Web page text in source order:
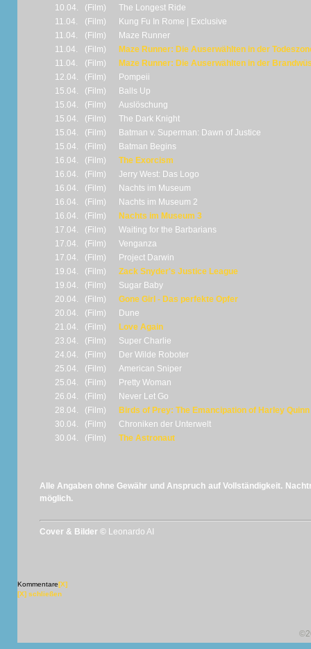
10.04.
(Film)
The Longest Ride
11.04.
(Film)
Kung Fu In Rome | Exclusive
11.04.
(Film)
Maze Runner
11.04.
(Film)
Maze Runner: Die Auserwählten in der
11.04.
(Film)
Maze Runner: Die Auserwählten in der
12.04.
(Film)
Pompeii
15.04.
(Film)
Balls Up
15.04.
(Film)
Auslöschung
15.04.
(Film)
The Dark Knight
15.04.
(Film)
Batman v. Superman: Dawn of Justice
15.04.
(Film)
Batman Begins
16.04.
(Film)
The Exorcism
16.04.
(Film)
Jerry West: Das Logo
16.04.
(Film)
Nachts im Museum
16.04.
(Film)
Nachts im Museum 2
16.04.
(Film)
Nachts im Museum 3
17.04.
(Film)
Waiting for the Barbarians
17.04.
(Film)
Venganza
17.04.
(Film)
Project Darwin
19.04.
(Film)
Zack Snyder's Justice League
19.04.
(Film)
Sugar Baby
20.04.
(Film)
Gone Girl - Das perfekte Opfer
20.04.
(Film)
Dune
21.04.
(Film)
Love Again
23.04.
(Film)
Super Charlie
24.04.
(Film)
Der Wilde Roboter
25.04.
(Film)
American Sniper
25.04.
(Film)
Pretty Woman
26.04.
(Film)
Never Let Go
28.04.
(Film)
Birds of Prey: The Emancipation of Harley Quinn
30.04.
(Film)
Chroniken der Unterwelt
30.04.
(Film) The Astronaut
Alle Angaben ohne Gewähr und Anspruch auf Vollständigkeit.
möglich.
Cover & Bilder © Leonardo AI
Kommentare[X]
[X] schließen